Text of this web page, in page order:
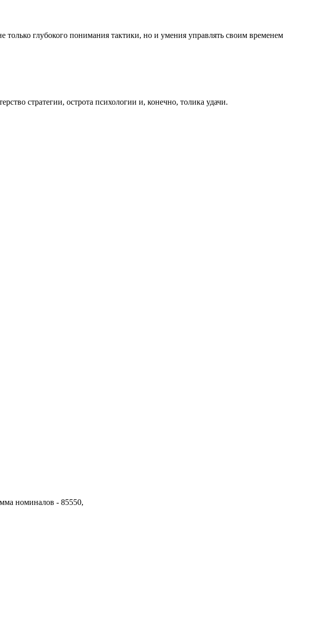
глубокого понимания тактики, но и умения управлять своим временем
стратегии, острота психологии и, конечно, толика удачи.
номиналов - 85550,